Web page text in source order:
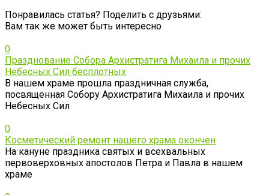
Понравилась статья? Поделить с друзьями:
Вам так же может быть интересно
0
Празднование Собора Архистратига Михаила и прочих
Небесных Сил бесплотных
️В нашем храме прошла праздничная служба,
посвященная Собору Архистратига Михаила и прочих
Небесных Сил
0
Косметический ремонт нашего храма окончен
На кануне праздника святых и всехвальных
первоверховных апостолов Петра и Павла в нашем
храме